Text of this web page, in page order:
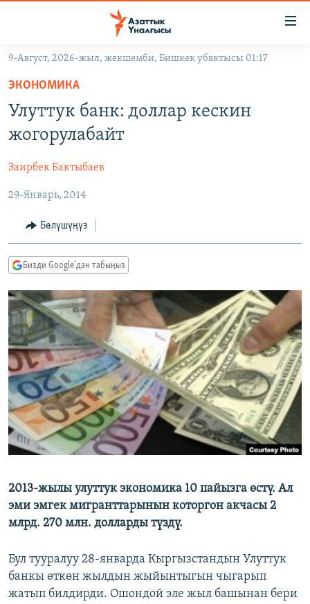
Навигацияга
өтүңүз
Издөөгө
салыңызКЫРГЫЗСТАН
ЭКОНОМИКА
МАДАНИЯТ
ДҮЙНӨ
БОРБОР АЗИЯ
УКРАИНА
АТАЙЫН ИЛИКТӨӨ
ТВ ПРОГРАММАЛАР
БҮГҮН АЗАТТЫКТА
БИЗ ЖАНА ДҮЙНӨ
ДАНИСТЕ
ЭЖЕ-СИҢДИЛЕР
АЗАТТЫК+
ЫҢГАЙСЫЗ СУРООЛОР
ПОДКАСТ
ӨЗГӨЧӨ ПИКИР
ОНЛАЙН ШЕРИНЕ
ЭЕ/АРнун бардык сайттары
9-Август, 2026-жыл, жекшемби, Бишкек убактысы 01:17
ЭКОНОМИКА
Улуттук банк: доллар кескин
жогорулабайт
Заирбек Бактыбаев
29-Январь, 2014
Бөлүшүңүз
Бизди Google'дан табыңыз
2013-жылы улуттук экономика 10 пайызга өстү. Ал
эми эмгек мигранттарынын которгон акчасы 2
млрд. 270 млн. долларды түздү.
Бул тууралуу 28-январда Кыргызстандын Улуттук
банкы өткөн жылдын жыйынтыгын чыгарып
жатып билдирди. Ошондой эле жыл башынан бери